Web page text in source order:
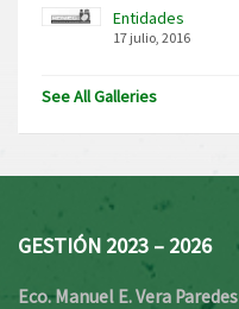
Entidades
17 julio, 2016
See All Galleries
GESTIÓN 2023 – 2026
Eco. Manuel E. Vera Paredes